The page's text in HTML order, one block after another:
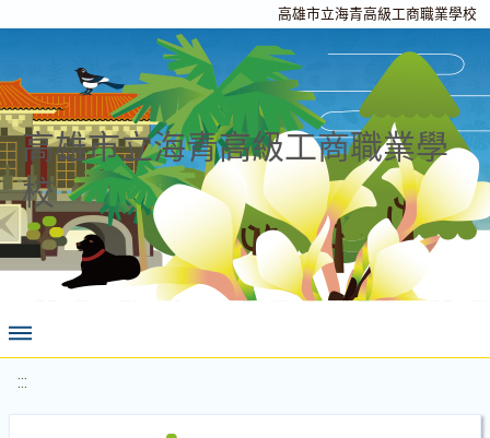
高雄市立海青高級工商職業學校
高雄市立海青高級工商職業學
校
:::